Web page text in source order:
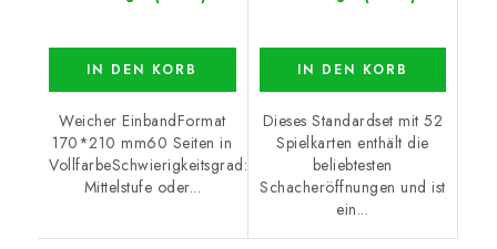
IN DEN KORB
Weicher EinbandFormat
170*210 mm60 Seiten in
VollfarbeSchwierigkeitsgrad:
Mittelstufe oder...
IN DEN KORB
Dieses Standardset mit 52
Spielkarten enthält die
beliebtesten
Schacheröffnungen und ist
ein...